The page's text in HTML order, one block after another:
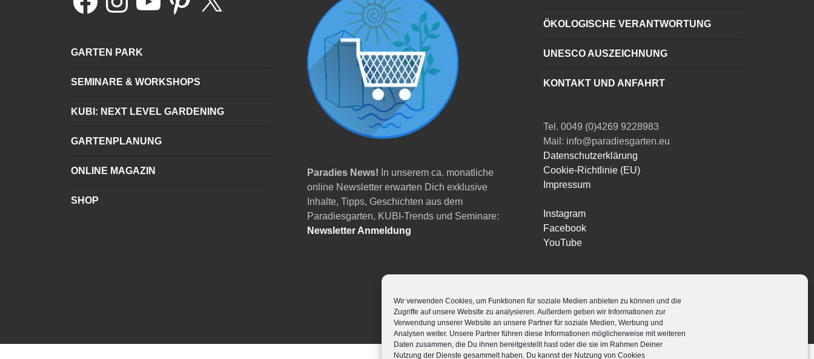
Wir verwenden Cookies, um Funktionen für soziale Medien anbieten zu können und die
Zugriffe auf unsere Website zu analysieren. Außerdem geben wir Informationen zur
Verwendung unserer Website an unsere Partner für soziale Medien, Werbung und
Analysen weiter. Unsere Partner führen diese Informationen möglicherweise mit weiteren
Daten zusammen, die Du ihnen bereitgestellt hast oder die sie im Rahmen Deiner
Nutzung der Dienste gesammelt haben. Du kannst der Nutzung von Cookies
GARTEN PARK
SEMINARE & WORKSHOPS
KUBI: NEXT LEVEL GARDENING
GARTENPLANUNG
ONLINE MAGAZIN
SHOP
Paradies News! In unserem ca. monatliche
online Newsletter erwarten Dich exklusive
Inhalte, Tipps, Geschichten aus dem
Paradiesgarten, KUBI-Trends und Seminare:
Newsletter Anmeldung
ÖKOLOGISCHE VERANTWORTUNG
UNESCO AUSZEICHNUNG
KONTAKT UND ANFAHRT
Tel. 0049 (0)4269 9228983
Mail: info@paradiesgarten.eu
Datenschutzerklärung
Cookie-Richtlinie (EU)
Impressum
Instagram
Facebook
YouTube
Powered by Translate